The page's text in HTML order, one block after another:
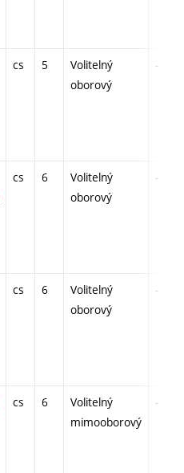
cs 5
Volitelný
oborový
-
cs 6
Volitelný
oborový
-
cs 6
Volitelný
oborový
-
cs 6
Volitelný
mimooborový
-